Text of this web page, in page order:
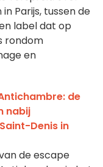
Parijs, tussen de
label dat op
rondom
en
de
nabij
Denis in
de escape